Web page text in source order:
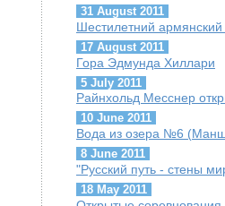
31 August 2011
Шестилетний
17 August 2011
Гора Эдмунда Хиллари
5 July 2011
Райнхольд Месснер
10 June 2011
Вода из озера №6
8 June 2011
"Русский путь - стены
18 May 2011